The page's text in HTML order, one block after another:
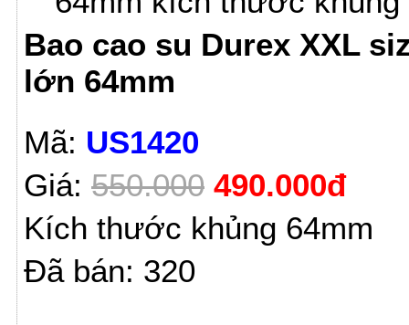
Bao cao su Durex XXL
lớn 64mm
Mã: US1420
Giá: 550.000 490.000đ
Kích thước khủng 64mm
Đã bán: 320